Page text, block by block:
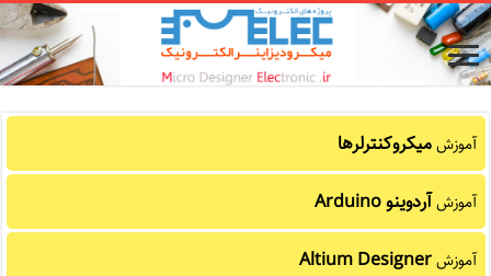
آموزشمیکروکنترلرها
آموزشآردوینو Arduino
آموزشAltium Designer